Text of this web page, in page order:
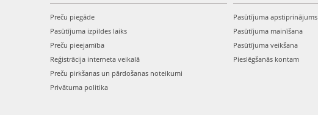
Preču piegāde
Pasūtījuma izpildes laiks
Preču pieejamība
Reģistrācija interneta veikalā
Preču pirkšanas un pārdošanas noteikumi
Privātuma politika
Pasūtījuma apstiprinājums
Pasūtījuma mainīšana
Pasūtījuma veikšana
Pieslēgšanās kontam